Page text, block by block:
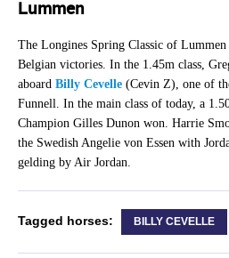
Lummen
The Longines Spring Classic of
Belgian victories. In the 1.45m class,
aboard Billy Cevelle(Cevin Z), one of
Funnell. In the main class of today, a
Champion Gilles Dunon won. Harrie
the Swedish Angelie von Essen with
gelding by Air Jordan.
Tagged horses: BILLY CEVELLE